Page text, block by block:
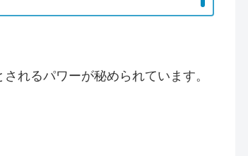
れるパワーが秘められています。